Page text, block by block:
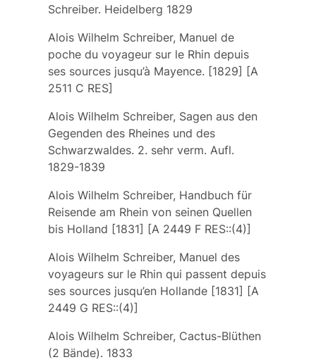
Schreiber. Heidelberg 1829
Alois Wilhelm Schreiber, Manuel de
poche du voyageur sur le Rhin depuis
ses sources jusqu’à Mayence. [1829] [A
2511 C RES]
Alois Wilhelm Schreiber, Sagen aus den
Gegenden des Rheines und des
Schwarzwaldes. 2. sehr verm. Aufl.
1829-1839
Alois Wilhelm Schreiber, Handbuch für
Reisende am Rhein von seinen Quellen
bis Holland [1831] [A 2449 F RES::(4)]
Alois Wilhelm Schreiber, Manuel des
voyageurs sur le Rhin qui passent depuis
ses sources jusqu’en Hollande [1831] [A
2449 G RES::(4)]
Alois Wilhelm Schreiber, Cactus-Blüthen
(2 Bände). 1833